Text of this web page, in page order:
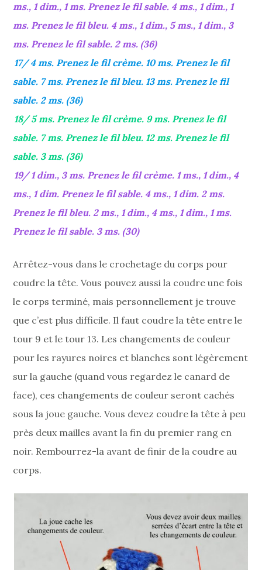
ms., 1 dim., 1 ms. Prenez le fil sable. 4 ms., 1 dim., 1
ms. Prenez le fil bleu. 4 ms., 1 dim., 5 ms., 1 dim., 3
ms. Prenez le fil sable. 2 ms. (36)
17/ 4 ms. Prenez le fil crème. 10 ms. Prenez le fil
sable. 7 ms. Prenez le fil bleu. 13 ms. Prenez le fil
sable. 2 ms. (36)
18/ 5 ms. Prenez le fil crème. 9 ms. Prenez le fil
sable. 7 ms. Prenez le fil bleu. 12 ms. Prenez le fil
sable. 3 ms. (36)
19/ 1 dim., 3 ms. Prenez le fil crème. 1 ms., 1 dim., 4
ms., 1 dim. Prenez le fil sable. 4 ms., 1 dim. 2 ms.
Prenez le fil bleu. 2 ms., 1 dim., 4 ms., 1 dim., 1 ms.
Prenez le fil sable. 3 ms. (30)
Arrêtez-vous dans le crochetage du corps pour
coudre la tête. Vous pouvez aussi la coudre une fois
le corps terminé, mais personnellement je trouve
que c’est plus difficile. Il faut coudre la tête entre le
tour 9 et le tour 13. Les changements de couleur
pour les rayures noires et blanches sont légèrement
sur la gauche (quand vous regardez le canard de
face), ces changements de couleur seront cachés
sous la joue gauche. Vous devez coudre la tête à peu
près deux mailles avant la fin du premier rang en
noir. Rembourrez-la avant de finir de la coudre au
corps.